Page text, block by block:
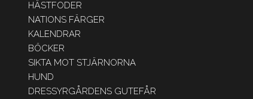
HÄSTFODER
NATIONS FÄRGER
KALENDRAR
BÖCKER
SIKTA MOT STJÄRNORNA
HUND
DRESSYRGÅRDENS GUTEFÅR